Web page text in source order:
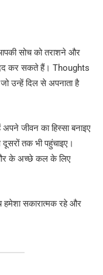
सोच को तराशने और
कर सकते हैं। Thoughts
उन्हें दिल से अपनाता है
जीवन का हिस्सा बनाइए
तक भी पहुंचाइए।
और के अच्छे कल के लिए
हमेशा सकारात्मक रहे और